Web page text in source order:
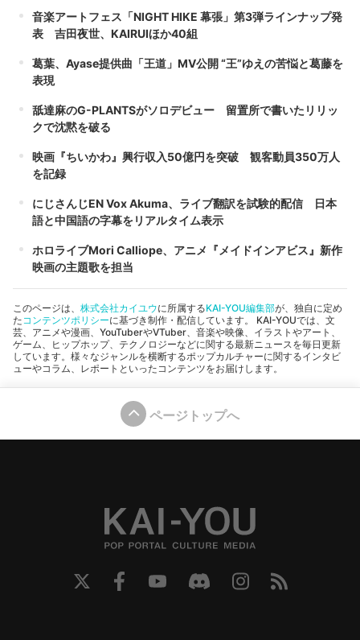
音楽アートフェス「NIGHT HIKE 幕張」第3弾ラインナップ発
表 吉田夜世、KAIRUIほか40組
葛葉、Ayase提供曲「王道」MV公開 “王”ゆえの苦悩と葛藤を
表現
舐達麻のG-PLANTSがソロデビュー 留置所で書いたリリッ
クで沈黙を破る
映画『ちいかわ』興行収入50億円を突破 観客動員350万人
を記録
にじさんじEN Vox Akuma、ライブ翻訳を試験的配信 日本
語と中国語の字幕をリアルタイム表示
ホロライブMori Calliope、アニメ『メイドインアビス』新作
映画の主題歌を担当
このページは、 株式会社カイユウに所属するKAI-YOU編集部が、独自に定め
た コンテンツポリシーに基づき制作・配信しています。 KAI-YOUでは、文
芸、アニメや漫画、YouTuberやVTuber、音楽や映像、イラストやアート、
ゲーム、ヒップホップ、テクノロジーなどに関する最新ニュースを毎日更新
しています。様々なジャンルを横断するポップカルチャーに関するインタビ
ューやコラム、レポートといったコンテンツをお届けします。
ページトップへ